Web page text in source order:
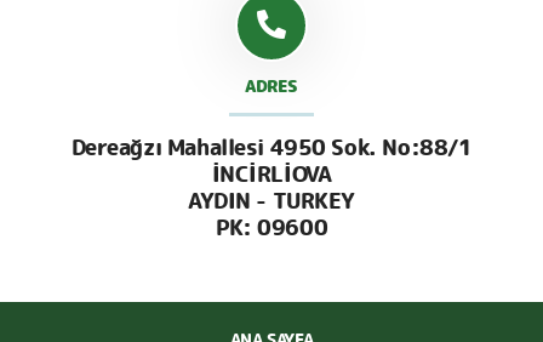
ADRES
Dereağzı Mahallesi 4950 Sok. No:88/1
İNCİRLİOVA
AYDIN - TURKEY
PK: 09600